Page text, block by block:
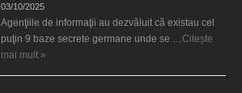
03/10/2025
Agenţiile de informaţii au dezvăluit că existau cel
puţin 9 baze secrete germane unde se … Citește
mai mult »